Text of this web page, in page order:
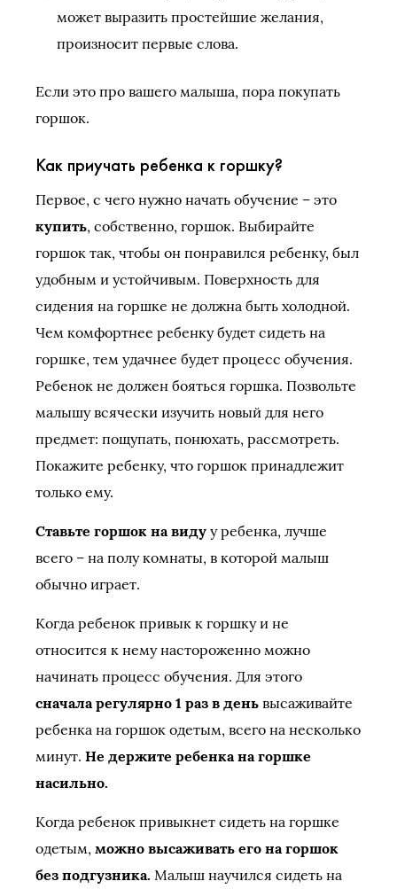
может выразить простейшие желания,
произносит первые слова.
Если это про вашего малыша, пора покупать
горшок.
Как приучать ребенка к горшку?
Первое, с чего нужно начать обучение – это
купить, собственно, горшок. Выбирайте
горшок так, чтобы он понравился ребенку, был
удобным и устойчивым. Поверхность для
сидения на горшке не должна быть холодной.
Чем комфортнее ребенку будет сидеть на
горшке, тем удачнее будет процесс обучения.
Ребенок не должен бояться горшка. Позвольте
малышу всячески изучить новый для него
предмет: пощупать, понюхать, рассмотреть.
Покажите ребенку, что горшок принадлежит
только ему.
Ставьте горшок на виду у ребенка, лучше
всего – на полу комнаты, в которой малыш
обычно играет.
Когда ребенок привык к горшку и не
относится к нему настороженно можно
начинать процесс обучения. Для этого
сначала регулярно 1 раз в день высаживайте
ребенка на горшок одетым, всего на несколько
минут. Не держите ребенка на горшке
насильно.
Когда ребенок привыкнет сидеть на горшке
одетым, можно высаживать его на горшок
без подгузника. Малыш научился сидеть на